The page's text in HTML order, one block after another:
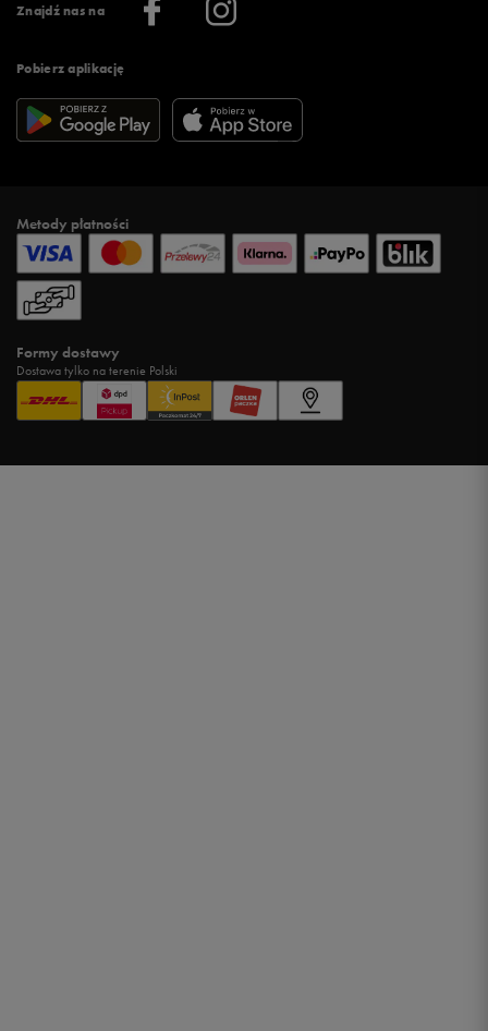
Znajdź nas na
Pobierz aplikację
Metody płatności
Formy dostawy
Dostawa tylko na terenie Polski